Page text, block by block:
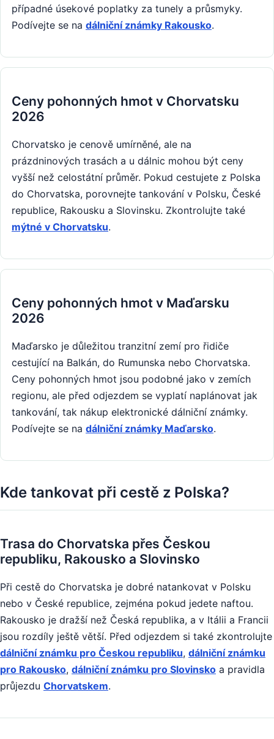
případné úsekové poplatky za tunely a průsmyky.
Podívejte se na dálniční známky Rakousko.
Ceny pohonných hmot v Chorvatsku
2026
Chorvatsko je cenově umírněné, ale na
prázdninových trasách a u dálnic mohou být ceny
vyšší než celostátní průměr. Pokud cestujete z Polska
do Chorvatska, porovnejte tankování v Polsku, České
republice, Rakousku a Slovinsku. Zkontrolujte také
mýtné v Chorvatsku.
Ceny pohonných hmot v Maďarsku
2026
Maďarsko je důležitou tranzitní zemí pro řidiče
cestující na Balkán, do Rumunska nebo Chorvatska.
Ceny pohonných hmot jsou podobné jako v zemích
regionu, ale před odjezdem se vyplatí naplánovat jak
tankování, tak nákup elektronické dálniční známky.
Podívejte se na dálniční známky Maďarsko.
Kde tankovat při cestě z Polska?
Trasa do Chorvatska přes Českou
republiku, Rakousko a Slovinsko
Při cestě do Chorvatska je dobré natankovat v Polsku
nebo v České republice, zejména pokud jedete naftou.
Rakousko je dražší než Česká republika, a v Itálii a Francii
jsou rozdíly ještě větší. Před odjezdem si také zkontrolujte
dálniční známku pro Českou republiku, dálniční známku
pro Rakousko, dálniční známku pro Slovinsko a pravidla
průjezdu Chorvatskem.